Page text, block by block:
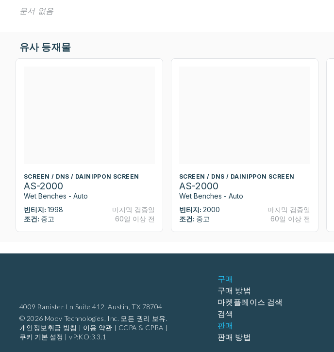
문서 없음
유사 등재물
SCREEN / DNS / DAINIPPON SCREEN
AS-2000
Wet Benches - Auto
빈티지: 1998
조건: 중고
마지막 검증일
60일 이상 전
SCREEN / DNS / DAINIPPON SCREEN
AS-2000
Wet Benches - Auto
빈티지: 2000
조건: 중고
마지막 검증일
60일 이상 전
4009 Banister Ln Suite 412, Austin, TX 78704
© 2026 Moov Technologies, Inc. 모든 권리 보유.
개인정보취급 방침
이용 약관 CCPA & CPRA
쿠키 기본 설정
|vP:KO:3.3.1
구매
구매 방법
마켓플레이스 검색
검색
판매
판매 방법